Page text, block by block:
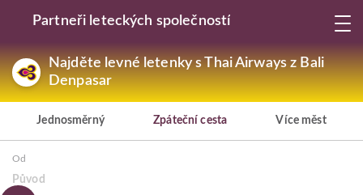
Partneři leteckých společností
Najděte levné letenky s Thai Airways z Bali
Denpasar
Jednosměrný Zpáteční cesta Více měst
Od
Původ